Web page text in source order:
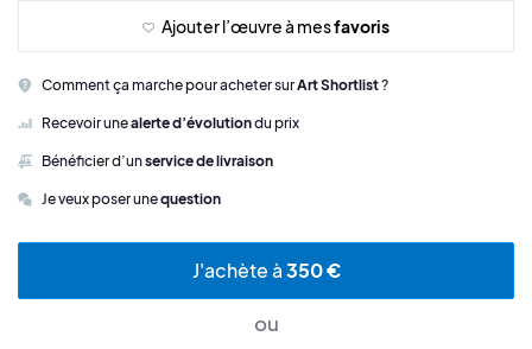
Ajouter l’œuvre à mesfavoris
Comment ça marche pour acheter surArt Shortlist?
Recevoir unealerte d’évolutiondu prix
Bénéficier d’unservice de livraison
Je veux poser unequestion
J'achète à350 €
ou